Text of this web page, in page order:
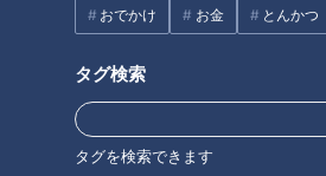
おでかけ お金 とんかつ
タグ検索
タグを検索できます
「一番キツイ」と言った男子部員のバ